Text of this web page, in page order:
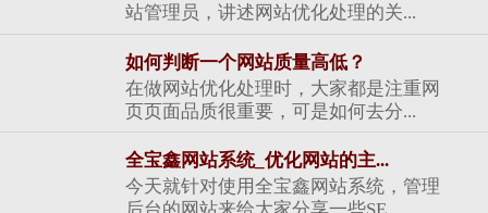
站管理员，讲述网站优化处理的关...
如何判断一个网站质量高低？
在做网站优化处理时，大家都是注重网
页页面品质很重要，可是如何去分...
全宝鑫网站系统_优化网站的主...
今天就针对使用全宝鑫网站系统，管理